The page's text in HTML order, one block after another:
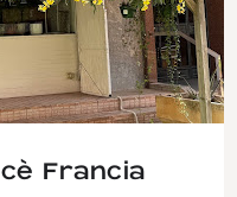
Francia